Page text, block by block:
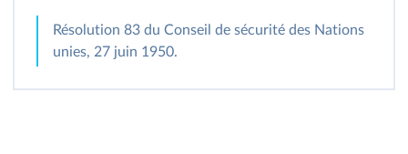
Résolution 83 du Conseil de sécurité des Nations
unies, 27 juin 1950.